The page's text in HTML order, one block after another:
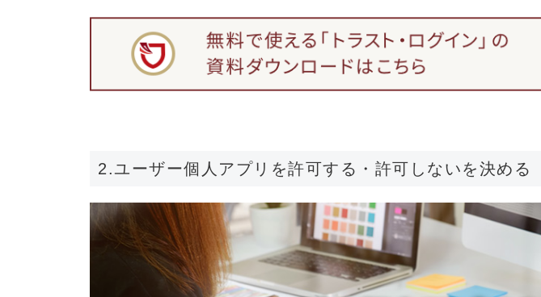
2.ユーザー個人アプリを許可する・許可しないを決める